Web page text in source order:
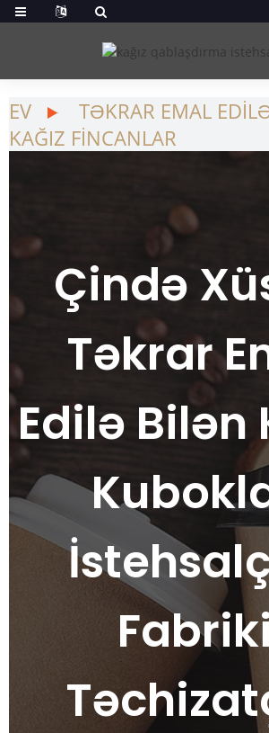
EV
TƏKRAR EMAL
KAĞIZ FINCANLAR
Çində
Təkrar
Edilə Bilən